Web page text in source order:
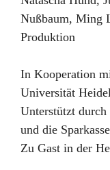
Nußbaum, Ming
Produktion
In Kooperation
Universität
Unterstützt
und die
Zu Gast in der